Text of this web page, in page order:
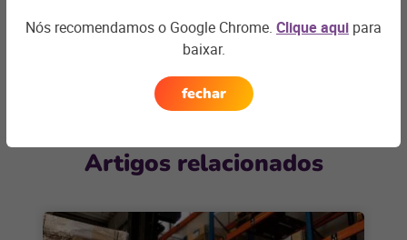
Entre em contato
Artigos relacionados
Nós recomendamos o Google Chrome. Clique aqui para
baixar.
fechar